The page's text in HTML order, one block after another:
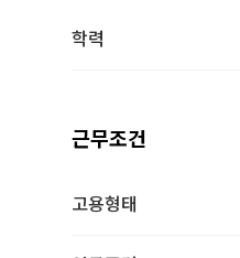
학력
근무조건
고용형태